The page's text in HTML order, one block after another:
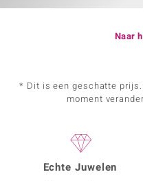
Naar
* Dit is een geschatte
moment
Echte Juwelen